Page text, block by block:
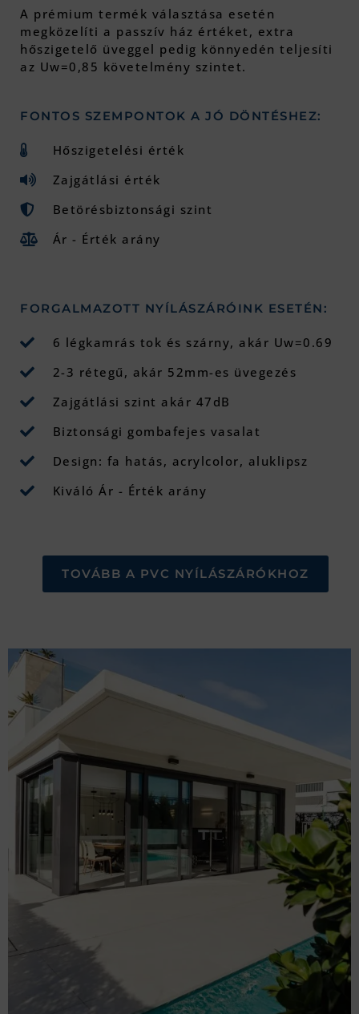
A prémium termék választása esetén
megközelíti a passzív ház értéket, extra
hőszigetelő üveggel pedig könnyedén teljesíti
az Uw=0,85 követelmény szintet.
FONTOS SZEMPONTOK A JÓ DÖNTÉSHEZ:
Hőszigetelési érték
Zajgátlási érték
Betörésbiztonsági szint
Ár - Érték arány
FORGALMAZOTT NYÍLÁSZÁRÓINK ESETÉN:
6 légkamrás tok és szárny, akár Uw=0.69
2-3 rétegű, akár 52mm-es üvegezés
Zajgátlási szint akár 47dB
Biztonsági gombafejes vasalat
Design: fa hatás, acrylcolor, aluklipsz
Kiváló Ár - Érték arány
TOVÁBB A PVC NYÍLÁSZÁRÓKHOZ